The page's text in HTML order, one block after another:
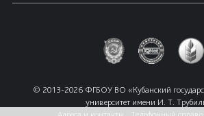
© 2013-2026 ФГБОУ ВО «Кубанский
университет имени И. Т.